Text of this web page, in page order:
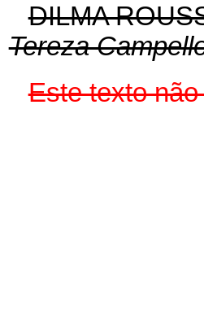
DILMA
Tereza
Este texto